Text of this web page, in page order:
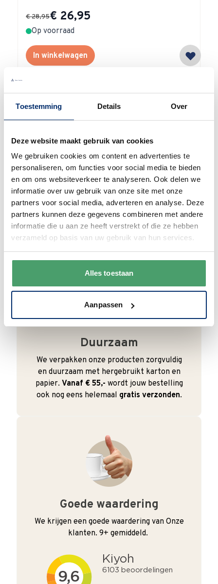
Toestemming Details Over
Deze website maakt gebruik van cookies
We gebruiken cookies om content en advertenties te
personaliseren, om functies voor social media te bieden
en om ons websiteverkeer te analyseren. Ook delen we
informatie over uw gebruik van onze site met onze
partners voor social media, adverteren en analyse. Deze
partners kunnen deze gegevens combineren met andere
informatie die u aan ze heeft verstrekt of die ze hebben
verzameld op basis van uw gebruik van hun services.
Alles toestaan
Aanpassen
Special Price
€ 26,95
€ 28,95
Op voorraad
In winkelwagen
WaaromAnna?
Bel gerust
Wij begrijpen dat je als klant het fijn vindt
om te kunnen bellen. Bij ons kan dat ook
gewoon. We zijn bereikbaar van maandag
t/m vrijdag van 9:00 - 17:00.
0345 63 30 01
Duurzaam
We verpakken onze producten zorgvuldig
en duurzaam met hergebruikt karton en
papier. Vanaf € 55,- wordt jouw bestelling
ook nog eens helemaal gratis verzonden.
Goede waardering
We krijgen een goede waardering van Onze
klanten. 9+ gemiddeld.